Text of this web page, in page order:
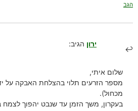
הגב
ירון הגיב:
שלום איתי,
מספר הזרעים תלוי בהצלחת האבקה על
מכחול).
בעקרון, משך הזמן עד שנבט יהפוך לצמח